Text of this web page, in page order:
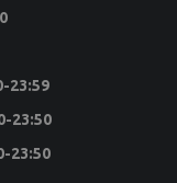
23:59
23:50
23:50